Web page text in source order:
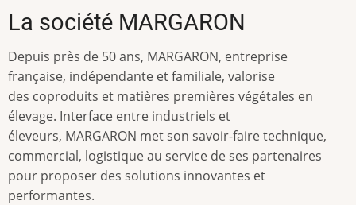
La société MARGARON
Depuis près de 50 ans, MARGARON, entreprise
française, indépendante et familiale, valorise
des coproduits et matières premières végétales en
élevage. Interface entre industriels et
éleveurs, MARGARON met son savoir-faire technique,
commercial, logistique au service de ses partenaires
pour proposer des solutions innovantes et
performantes.